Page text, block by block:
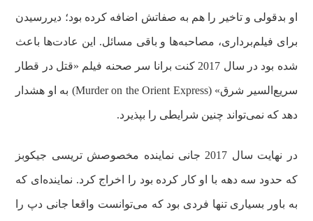
او بدقولی و تاخیر را هم به صفاتش اضافه کرده بود؛ دیررسیدن
برای فیلم‌برداری، مصاحبه‌ها و باقی مسائل. این عادت‌ها باعث
شده بود در سال 2017 کنت برانا سر صحنه فیلم «قتل در قطار
سریع‌السیر شرق» (Murder on the Orient Express‎) به او هشدار
دهد که نمی‌تواند چنین شرایطی را بپذیرد.
در نهایت سال 2017 جانی نماینده مخصوصش تریسی جیکوبز
که حدود سه دهه با او کار کرده بود را اخراج کرد. نماینده‌ای که
به باور بسیاری تنها فردی بود که می‌توانست واقعا جانی دپ را